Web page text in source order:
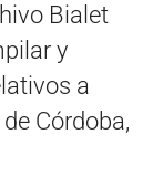
Bialet
y
a
Córdoba,